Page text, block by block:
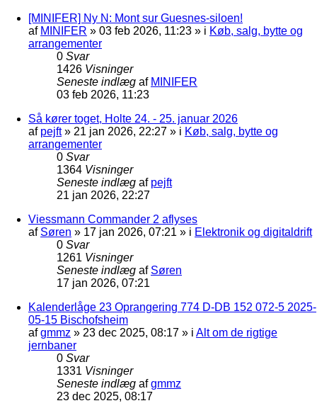
[MINIFER] Ny N: Mont sur Guesnes-siloen!
af MINIFER » 03 feb 2026, 11:23 » i Køb, salg, bytte og
arrangementer
0 Svar
1426 Visninger
Seneste indlæg af MINIFER
03 feb 2026, 11:23
Så kører toget, Holte 24. - 25. januar 2026
af pejft» 21 jan 2026, 22:27 » i Køb, salg, bytte og
arrangementer
0 Svar
1364 Visninger
Seneste indlæg af pejft
21 jan 2026, 22:27
Viessmann Commander 2 aflyses
af Søren » 17 jan 2026, 07:21 » i Elektronik og digitaldrift
0 Svar
1261 Visninger
Seneste indlæg af Søren
17 jan 2026, 07:21
Kalenderlåge 23 Oprangering 774 D-DB 152 072-5 2025-
05-15 Bischofsheim
afgmmz » 23 dec 2025, 08:17 » i Alt om de rigtige
jernbaner
0 Svar
1331 Visninger
Seneste indlæg afgmmz
23 dec 2025, 08:17